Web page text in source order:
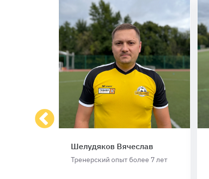
Шелудяков Вячеслав
Тренерский опыт более 7 лет